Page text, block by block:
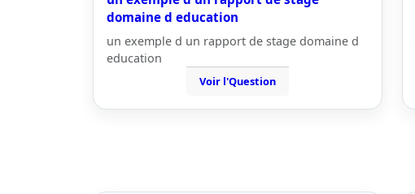
domaine d education
un exemple d un rapport de stage domaine d
education
Voir l'Question